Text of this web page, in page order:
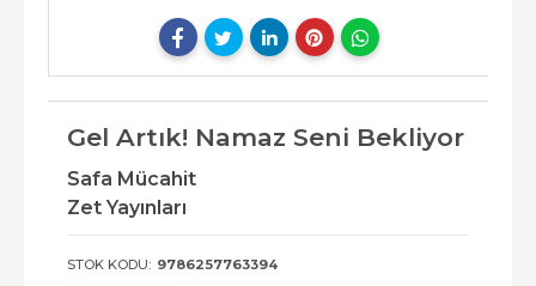
Gel Artık! Namaz Seni Bekliyor
Safa Mücahit
Zet Yayınları
STOK KODU: 9786257763394